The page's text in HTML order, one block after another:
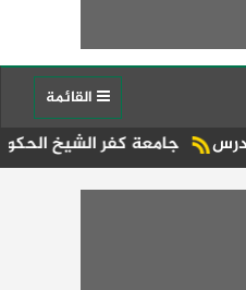
جامعة كفر الشيخ الحكومية